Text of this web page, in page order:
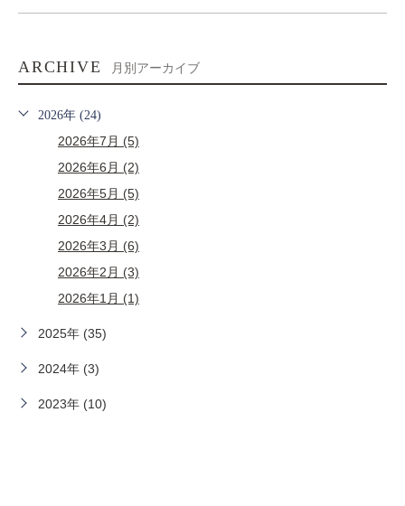
ARCHIVE 月別アーカイブ
2026年 (24)
2026年7月 (5)
2026年6月 (2)
2026年5月 (5)
2026年4月 (2)
2026年3月 (6)
2026年2月 (3)
2026年1月 (1)
2025年 (35)
2024年 (3)
2023年 (10)